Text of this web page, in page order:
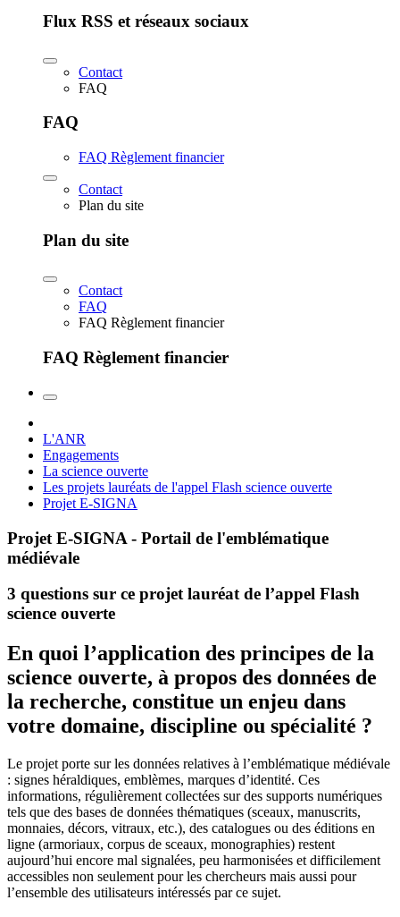
Flux RSS et réseaux sociaux
Contact
FAQ
FAQ
FAQ Règlement financier
Contact
Plan du site
Plan du site
Contact
FAQ
FAQ Règlement financier
FAQ Règlement financier
L'ANR
Engagements
La science ouverte
Les projets lauréats de l'appel Flash science ouverte
Projet E-SIGNA
Projet E-SIGNA - Portail de l'emblématique
médiévale
3 questions sur ce projet lauréat de l’appel Flash
science ouverte
En quoi l’application des principes de la
science ouverte, à propos des données de
la recherche, constitue un enjeu dans
votre domaine, discipline ou spécialité ?
Le projet porte sur les données relatives à l’emblématique médiévale
: signes héraldiques, emblèmes, marques d’identité. Ces
informations, régulièrement collectées sur des supports numériques
tels que des bases de données thématiques (sceaux, manuscrits,
monnaies, décors, vitraux, etc.), des catalogues ou des éditions en
ligne (armoriaux, corpus de sceaux, monographies) restent
aujourd’hui encore mal signalées, peu harmonisées et difficilement
accessibles non seulement pour les chercheurs mais aussi pour
l’ensemble des utilisateurs intéressés par ce sujet.